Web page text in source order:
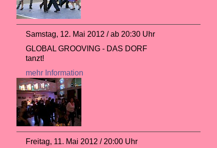
Samstag, 12. Mai 2012 / ab 20:30 Uhr
GLOBAL GROOVING - DAS DORF
tanzt!
mehr Information
Freitag, 11. Mai 2012 / 20:00 Uhr